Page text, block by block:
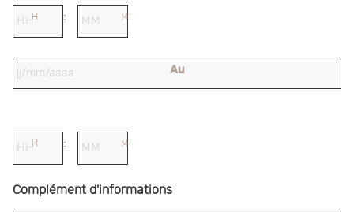
H M
Au
H M
Complément d'informations